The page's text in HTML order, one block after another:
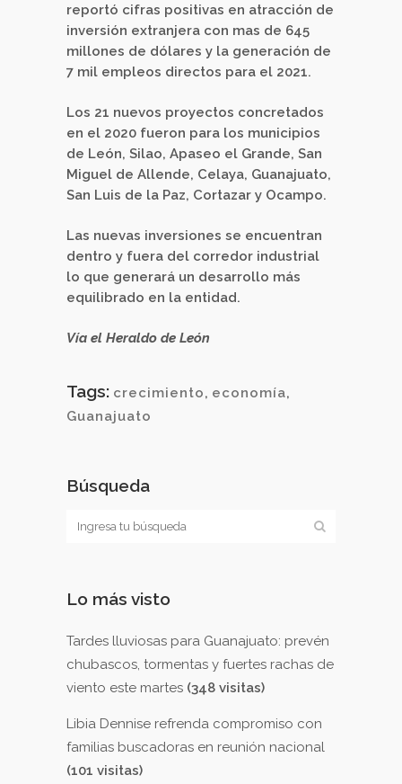
reportó cifras positivas en atracción de
inversión extranjera con mas de 645
millones de dólares y la generación de
7 mil empleos directos para el 2021.
Los 21 nuevos proyectos concretados
en el 2020 fueron para los municipios
de León, Silao, Apaseo el Grande, San
Miguel de Allende, Celaya, Guanajuato,
San Luis de la Paz, Cortazar y Ocampo.
Las nuevas inversiones se encuentran
dentro y fuera del corredor industrial
lo que generará un desarrollo más
equilibrado en la entidad.
Vía el Heraldo de León
Tags: crecimiento, economía,
Guanajuato
Búsqueda
Lo más visto
Tardes lluviosas para Guanajuato: prevén
chubascos, tormentas y fuertes rachas de
viento este martes (348 visitas)
Libia Dennise refrenda compromiso con
familias buscadoras en reunión nacional
(101 visitas)